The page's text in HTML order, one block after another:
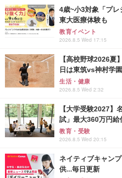
4歳~小3対象「プレ
東大医療体験も
教育イベント
2026.8.5 Wed 17:15
【高校野球2026夏
日は東筑vs神村学
生活・健康
2026.8.5 Wed 2:32
【大学受験2027】
試」最大360万円給
教育・受験
2026.8.5 Wed 20:15
ネイティブキャン
供...毎日更新